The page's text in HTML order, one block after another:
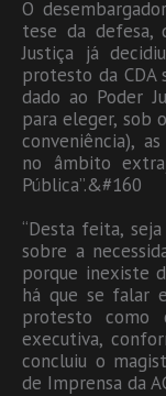
O
tese da defesa,
Justiça já
protesto da CDA
dado ao Poder
para eleger, sob
conveniência),
no âmbito
Pública”.&#160
“Desta feita,
sobre a
porque inexiste
há que se falar
protesto como
executiva,
concluiu o
de Imprensa da